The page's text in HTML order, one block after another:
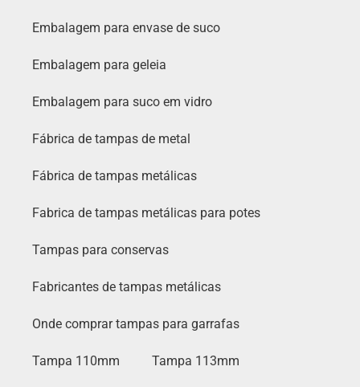
Embalagem para envase de suco
Embalagem para geleia
Embalagem para suco em vidro
Fábrica de tampas de metal
Fábrica de tampas metálicas
Fabrica de tampas metálicas para potes
Tampas para conservas
Fabricantes de tampas metálicas
Onde comprar tampas para garrafas
Tampa 110mm Tampa 113mm